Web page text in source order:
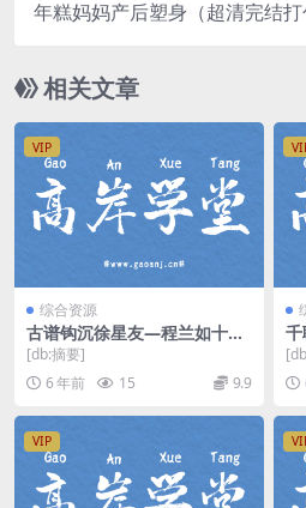
年糕妈妈产后塑身（超清完结
相关文章
VIP
综合资源
古谱钩沉徐星友—程兰如十局
棋_天元围棋陈祖德 mp4视频
百度网盘分享
[db:摘要]
6 年前
15 9.9
千
（
VIP